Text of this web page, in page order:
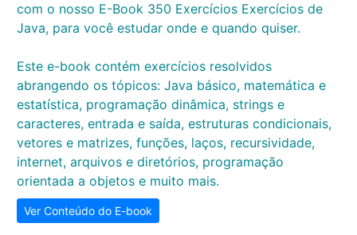
com o nosso E-Book 350 Exercícios Exercícios de
Java, para você estudar onde e quando quiser.
Este e-book contém exercícios resolvidos
abrangendo os tópicos: Java básico, matemática e
estatística, programação dinâmica, strings e
caracteres, entrada e saída, estruturas condicionais,
vetores e matrizes, funções, laços, recursividade,
internet, arquivos e diretórios, programação
orientada a objetos e muito mais.
Ver Conteúdo do E-book